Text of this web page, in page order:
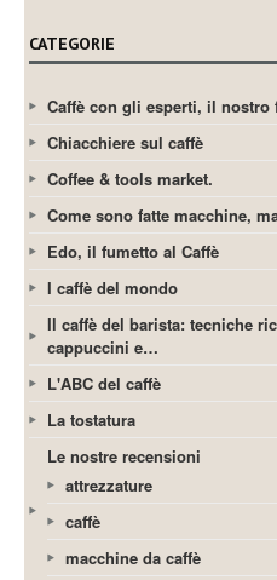
CATEGORIE
Caffè con gli esperti, il nostro
Chiacchiere sul caffè
Coffee & tools market.
Come sono fatte macchine,
Edo, il fumetto al Caffè
I caffè del mondo
Il caffè del barista: tecniche
cappuccini e…
L'ABC del caffè
La tostatura
Le nostre recensioni
attrezzature
caffè
macchine da caffè